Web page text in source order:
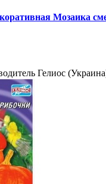
Мозаика
Гелиос